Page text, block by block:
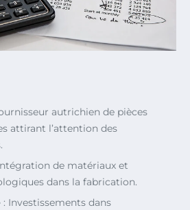
autrichien de pièces
attirant l’attention des
de matériaux et
dans la fabrication.
: Investissements dans